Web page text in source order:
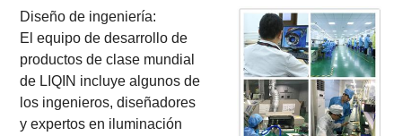
Diseño de ingeniería:
El equipo de desarrollo de
productos de clase mundial
de LIQIN incluye algunos de
los ingenieros, diseñadores
y expertos en iluminación